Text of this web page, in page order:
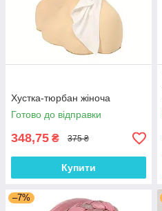
Хустка-тюрбан жіноча
Готово до відправки
348,75 ₴ 375 ₴
Купити
–7%